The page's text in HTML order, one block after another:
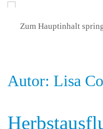
Zum Hauptinhalt
Autor: Lisa